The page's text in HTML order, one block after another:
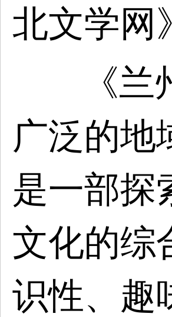
北文学网
《
广泛的地
是一部探
文化的综
识性、趣